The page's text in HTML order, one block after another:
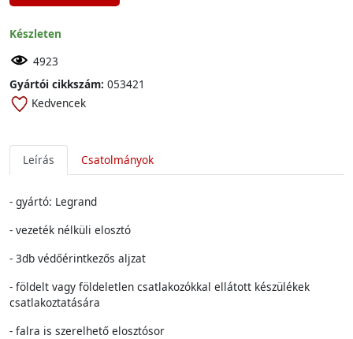
Készleten
4923
Gyártói cikkszám: 053421
Kedvencek
Leírás Csatolmányok
- gyártó: Legrand
- vezeték nélküli elosztó
- 3db védőérintkezős aljzat
- földelt vagy földeletlen csatlakozókkal ellátott készülékek
csatlakoztatására
- falra is szerelhető elosztósor